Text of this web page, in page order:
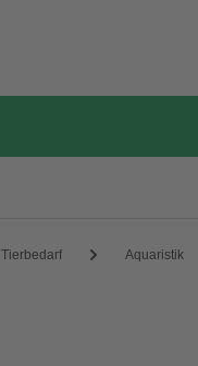
Tierbedarf Aquaristik